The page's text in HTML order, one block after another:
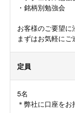
・銘柄別勉強会
お客様のご要望に
まずはお気軽にご
定員
5名
＊弊社に口座を